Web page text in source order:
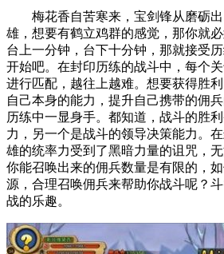
梅花香自苦寒来，宝剑锋从磨砺出
雄，想要有鹤立鸡群的感觉，那你就
台上一分钟，台下十分钟，那就接受
开始吧。在封印历练的战斗中，每个
进行匹配，越往上越难。想要获得胜
自己本身的能力，提升自己携带的佣
历练中一显身手。都知道，战斗的胜
力，另一个是战斗的领导决策能力。
雄的统率力受到了黑暗力量的诅咒，
你能召唤出来的佣兵数量是有限的，
源，合理召唤佣兵来帮助你战斗呢？
战的乐趣。